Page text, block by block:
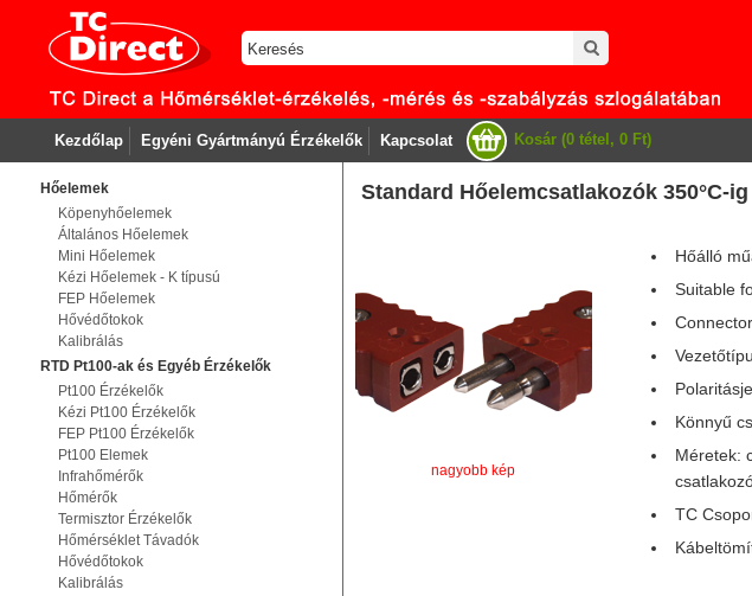
Kezdőlap Egyéni Gyártmányú Érzékelők Kapcsolat Kosár (0 tétel, 0 Ft)
Hőelemek
Köpenyhőelemek
Általános Hőelemek
Mini Hőelemek
Kézi Hőelemek - K típusú
FEP Hőelemek
Hővédőtokok
Kalibrálás
RTD Pt100-ak és Egyéb Érzékelők
Pt100 Érzékelők
Kézi Pt100 Érzékelők
FEP Pt100 Érzékelők
Pt100 Elemek
Infrahőmérők
Hőmérők
Termisztor Érzékelők
Hőmérséklet Távadók
Hővédőtokok
Kalibrálás
Standard Hőelemcsatlakozók 350°C-ig
nagyobb kép
Hőálló
Suitable
Könnyű
Méretek:
TC